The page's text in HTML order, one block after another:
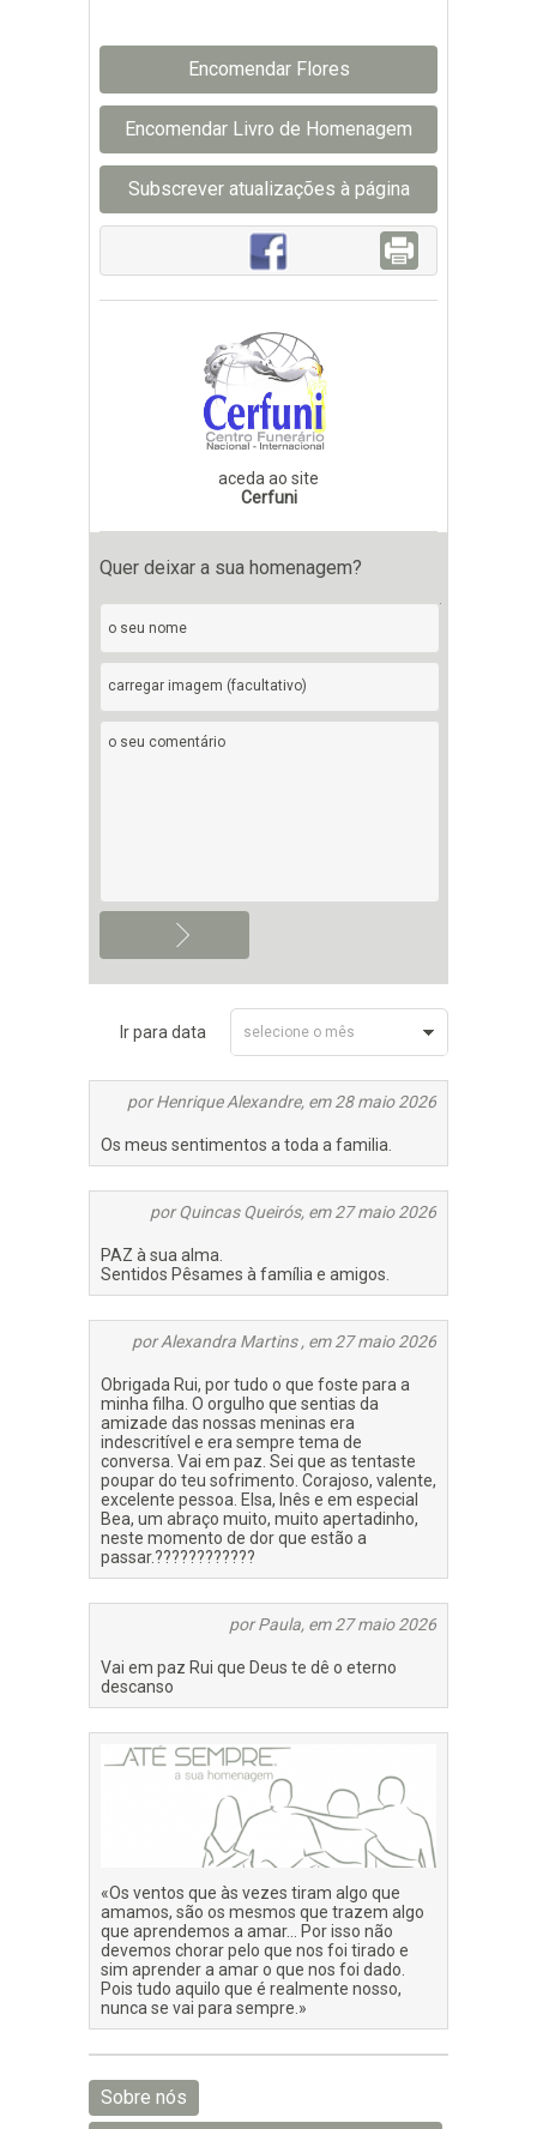
Encomendar Flores
Encomendar Livro de Homenagem
Subscrever atualizações à página
aceda ao site
Cerfuni
Quer deixar a sua homenagem?
carregar imagem (facultativo)
selecione o mês
Maio 2026
Ir para data
por Henrique Alexandre, em 28 maio 2026
Os meus sentimentos a toda a familia.
por Quincas Queirós, em 27 maio 2026
PAZ à sua alma.
Sentidos Pêsames à família e amigos.
por Alexandra Martins , em 27 maio 2026
Obrigada Rui, por tudo o que foste para a
minha filha. O orgulho que sentias da
amizade das nossas meninas era
indescritível e era sempre tema de
conversa. Vai em paz. Sei que as tentaste
poupar do teu sofrimento. Corajoso, valente,
excelente pessoa. Elsa, Inês e em especial
Bea, um abraço muito, muito apertadinho,
neste momento de dor que estão a
passar.????????????
por Paula, em 27 maio 2026
Vai em paz Rui que Deus te dê o eterno
descanso
«Os ventos que às vezes tiram algo que
amamos, são os mesmos que trazem algo
que aprendemos a amar… Por isso não
devemos chorar pelo que nos foi tirado e
sim aprender a amar o que nos foi dado.
Pois tudo aquilo que é realmente nosso,
nunca se vai para sempre.»
Sobre nós